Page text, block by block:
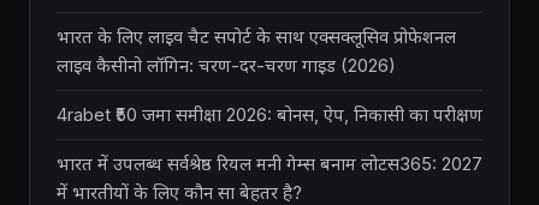
भारत के लिए लाइव चैट सपोर्ट के साथ एक्सक्लूसिव प्रोफेशनल
लाइव कैसीनो लॉगिन: चरण-दर-चरण गाइड (2026)
4rabet ₹50 जमा समीक्षा 2026: बोनस, ऐप, निकासी का परीक्षण
भारत में उपलब्ध सर्वश्रेष्ठ रियल मनी गेम्स बनाम लोटस365: 2027
में भारतीयों के लिए कौन सा बेहतर है?